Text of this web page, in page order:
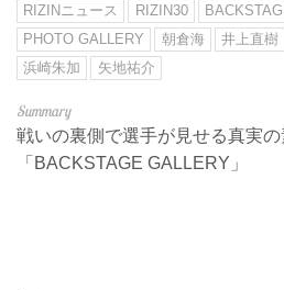
RIZINニュース RIZIN30
PHOTO GALLERY
朝倉海 井上直樹
浜崎朱加
矢地祐介
戦いの裏側で選手が見せる真実
「BACKSTAGE GALLERY」